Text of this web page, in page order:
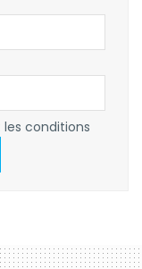
conditions